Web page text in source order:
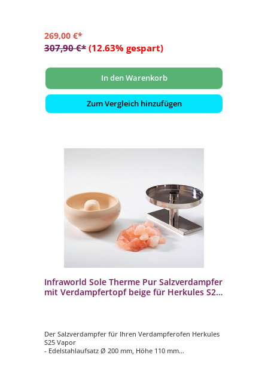
269,00 €*
307,90 €* (12.63% gespart)
In den Warenkorb
Zum Vergleich hinzufügen
Infraworld Sole Therme Pur Salzverdampfer
mit Verdampfertopf beige für Herkules S25
Der Salzverdampfer für Ihren Verdampferofen Herkules
S25 Vapor
- Edelstahlaufsatz Ø 200 mm, Höhe 110 mm